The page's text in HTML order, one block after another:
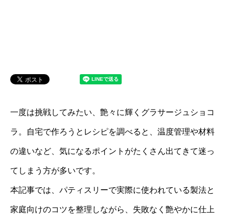
一度は挑戦してみたい、艶々に輝くグラサージュショコ
ラ。自宅で作ろうとレシピを調べると、温度管理や材料
の違いなど、気になるポイントがたくさん出てきて迷っ
てしまう方が多いです。
本記事では、パティスリーで実際に使われている製法と
家庭向けのコツを整理しながら、失敗なく艶やかに仕上